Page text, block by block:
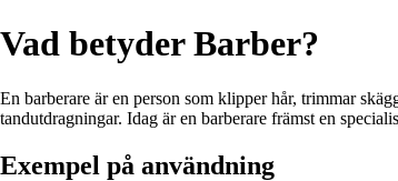
Vad betyder Barber?
En barberare är en person som klipper hår, trimmar
tandutdragningar. Idag är en barberare främst en
Exempel på användning